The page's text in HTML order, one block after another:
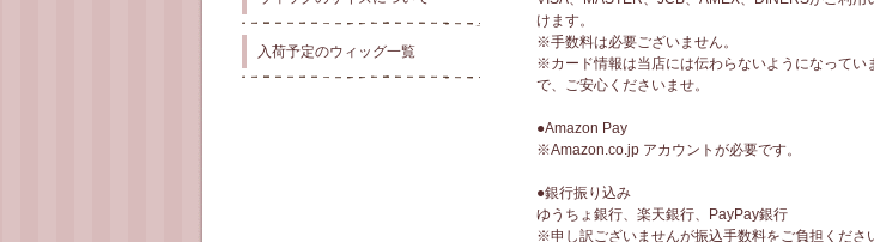
入荷予定のウィッグ一覧
けます。
※手数料は必要ございません。
※カード情報は当店には伝わらないようになってい
で、ご安心くださいませ。
●Amazon Pay
※Amazon.co.jp アカウントが必要です。
●銀行振り込み
ゆうちょ銀行、楽天銀行、PayPay銀行
※申し訳ございませんが振込手数料をご負担くださ